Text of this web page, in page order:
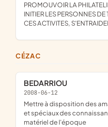
PROMOUVOIR LA PHILATELIE ET LA CARTOPHILIE,
INITIER LES PERSONNES
CES ACTIVITES,
CÉZAC
BEDARRIOU
2008-06-12
mettre à disposition des amateurs de véhicules anciens
et spéciaux des
matériel de l'époque